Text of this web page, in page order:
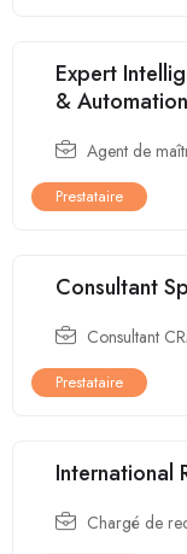
Expert
&
Agent de
Prestataire
Consultant
Consultant
Prestataire
International
Chargé de